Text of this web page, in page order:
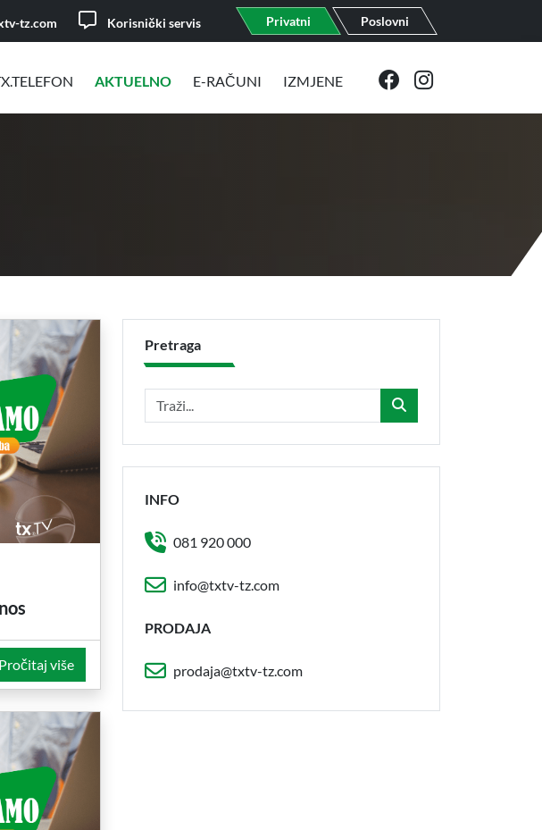
tz.com Korisnički servis Privatni Poslovni
AKTUELNO E-RAČUNI IZMJENE
Pročitaj više
Pretraga
INFO
081 920 000
info@txtv-tz.com
PRODAJA
prodaja@txtv-tz.com